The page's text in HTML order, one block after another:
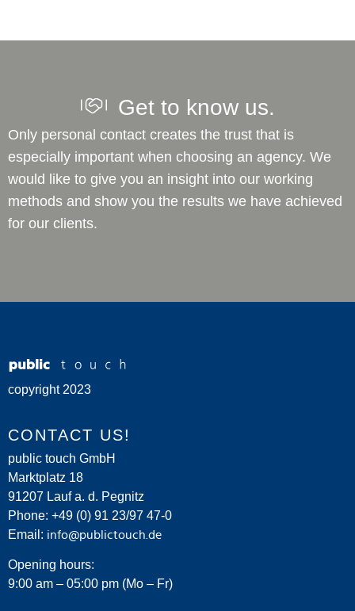
Get to know us.
Only personal contact creates the trust that is
especially important when choosing an agency. We
would like to give you an insight into our working
methods and show you the results we have achieved
for our clients.
copyright 2023
CONTACT US!
public touch GmbH
Marktplatz 18
91207 Lauf a. d. Pegnitz
Phone: +49 (0) 91 23/97 47-0
Email: info@publictouch.de
Opening hours:
9:00 am – 05:00 pm (Mo – Fr)